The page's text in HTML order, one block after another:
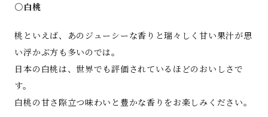
○白桃
桃といえば、あのジューシーな香りと瑞々しく甘い果汁が思
い浮かぶ方も多いのでは。
日本の白桃は、世界でも評価されているほどのおいしさで
す。
白桃の甘さ際立つ味わいと豊かな香りをお楽しみください。